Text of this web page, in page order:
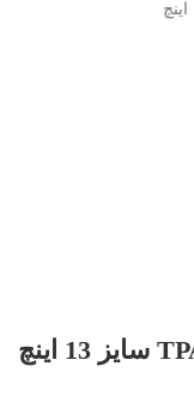
قالپاق پراید 82 برند TPA سایز 13 اینچ